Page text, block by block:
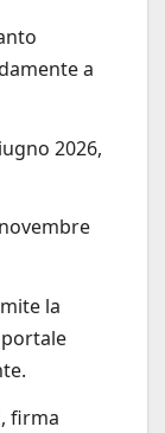
a
2026,
la
firma